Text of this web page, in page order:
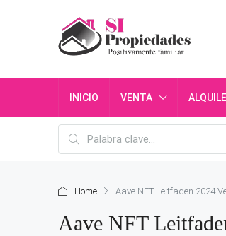
INICIO VENTA
Home Aave NFT Leitfaden 2024
Aave NFT